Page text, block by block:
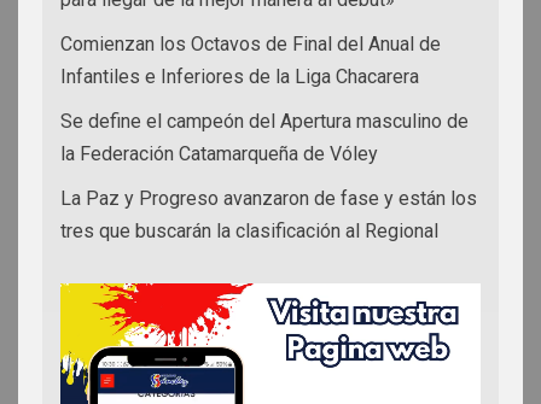
Comienzan los Octavos de Final del Anual de
Infantiles e Inferiores de la Liga Chacarera
Se define el campeón del Apertura masculino de
la Federación Catamarqueña de Vóley
La Paz y Progreso avanzaron de fase y están los
tres que buscarán la clasificación al Regional